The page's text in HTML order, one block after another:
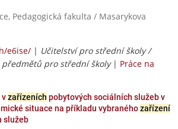
Pedagogická fakulta / Masarykova
e6ise/ | Učitelství pro střední školy /
pro střední školy| Práce na
vzařízeních pobytových sociálních služeb v
situace na příkladu vybranéhozařízení
služeb